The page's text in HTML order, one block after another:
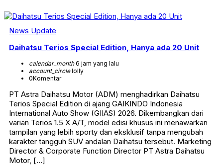
News Update
Daihatsu Terios Special Edition, Hanya ada 20 Unit
calendar_month6 jam yang lalu
account_circlelolly
0Komentar
PT Astra Daihatsu Motor (ADM) menghadirkan Daihatsu
Terios Special Edition di ajang GAIKINDO Indonesia
International Auto Show (GIIAS) 2026. Dikembangkan dari
varian Terios 1.5 X A/T, model edisi khusus ini menawarkan
tampilan yang lebih sporty dan eksklusif tanpa mengubah
karakter tangguh SUV andalan Daihatsu tersebut. Marketing
Director & Corporate Function Director PT Astra Daihatsu
Motor, […]